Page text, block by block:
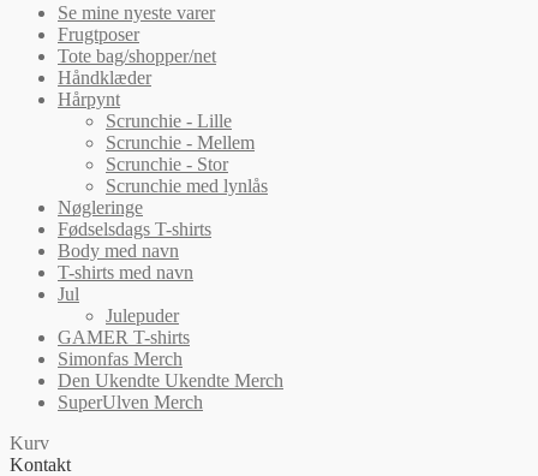
Se mine nyeste varer
Frugtposer
Tote bag/shopper/net
Håndklæder
Hårpynt
Scrunchie - Lille
Scrunchie - Mellem
Scrunchie - Stor
Scrunchie med lynlås
Nøgleringe
Fødselsdags T-shirts
Body med navn
T-shirts med navn
Jul
Julepuder
GAMER T-shirts
Simonfas Merch
Den Ukendte Ukendte Merch
SuperUlven Merch
Kurv
Kontakt